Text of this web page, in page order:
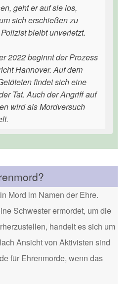
geht er auf sie los,
sich erschießen zu
bleibt unverletzt.
2022 beginnt der Prozess
Hannover. Auf dem
findet sich eine
Tat. Auch der Angriff auf
wird als Mordversuch
Mord im Namen der Ehre.
Schwester ermordet, um die
handelt es sich um
Ansicht von Aktivisten sind
für Ehrenmorde, wenn das